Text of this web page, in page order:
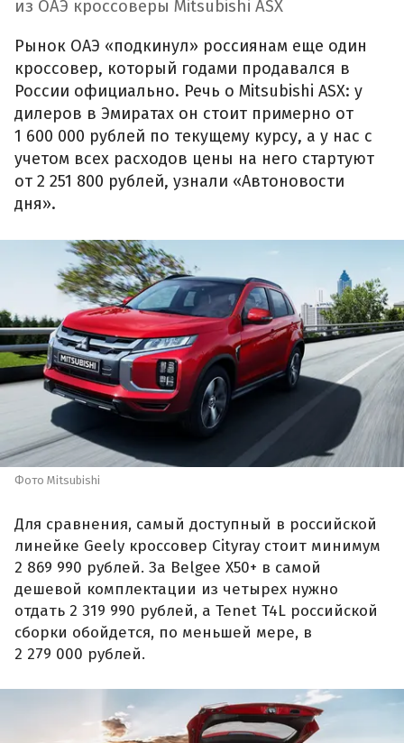
из ОАЭ кроссоверы Mitsubishi ASX
Рынок ОАЭ «подкинул» россиянам еще один
кроссовер, который годами продавался в
России официально. Речь о Mitsubishi ASX: у
дилеров в Эмиратах он стоит примерно от
1 600 000 рублей по текущему курсу, а у нас с
учетом всех расходов цены на него стартуют
от 2 251 800 рублей, узнали «Автоновости
дня».
Фото Mitsubishi
Для сравнения, самый доступный в российской
линейке Geely кроссовер Cityray стоит минимум
2 869 990 рублей. За Belgee X50+ в самой
дешевой комплектации из четырех нужно
отдать 2 319 990 рублей, а Tenet T4L российской
сборки обойдется, по меньшей мере, в
2 279 000 рублей.